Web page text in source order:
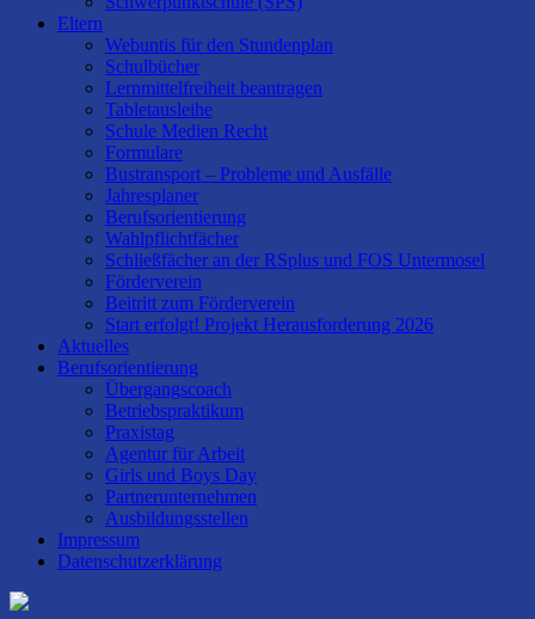
Eltern
Webuntis für den Stundenplan
Schulbücher
Lernmittelfreiheit beantragen
Tabletausleihe
Schule Medien Recht
Formulare
Bustransport – Probleme und Ausfälle
Jahresplaner
Berufsorientierung
Wahlpflichtfächer
Schließfächer an der RSplus und FOS Untermosel
Förderverein
Beitritt zum Förderverein
Start erfolgt! Projekt Herausforderung 2026
Aktuelles
Berufsorientierung
Übergangscoach
Betriebspraktikum
Praxistag
Agentur für Arbeit
Girls und Boys Day
Partnerunternehmen
Ausbildungsstellen
Impressum
Datenschutzerklärung